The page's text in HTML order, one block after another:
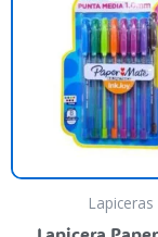
Lapiceras